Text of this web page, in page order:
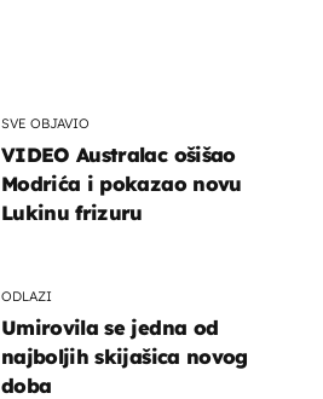
SVE OBJAVIO
VIDEO Australac ošišao
Modrića i pokazao novu
Lukinu frizuru
ODLAZI
Umirovila se jedna od
najboljih skijašica novog
doba